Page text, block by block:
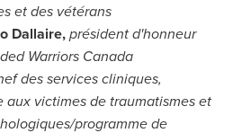
et des vétérans
Dallaire,président d'honneur
Warriors Canada
des services cliniques,
aux victimes de traumatismes et
programme de